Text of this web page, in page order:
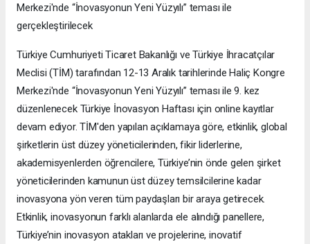
Merkezi'nde “İnovasyonun Yeni Yüzyılı” teması ile
gerçekleştirilecek
Türkiye Cumhuriyeti Ticaret Bakanlığı ve Türkiye İhracatçılar
Meclisi (TİM) tarafından 12-13 Aralık tarihlerinde Haliç Kongre
Merkezi'nde “İnovasyonun Yeni Yüzyılı” teması ile 9. kez
düzenlenecek Türkiye İnovasyon Haftası için online kayıtlar
devam ediyor. TİM'den yapılan açıklamaya göre, etkinlik, global
şirketlerin üst düzey yöneticilerinden, fikir liderlerine,
akademisyenlerden öğrencilere, Türkiye’nin önde gelen şirket
yöneticilerinden kamunun üst düzey temsilcilerine kadar
inovasyona yön veren tüm paydaşları bir araya getirecek.
Etkinlik, inovasyonun farklı alanlarda ele alındığı panellere,
Türkiye’nin inovasyon atakları ve projelerine, inovatif